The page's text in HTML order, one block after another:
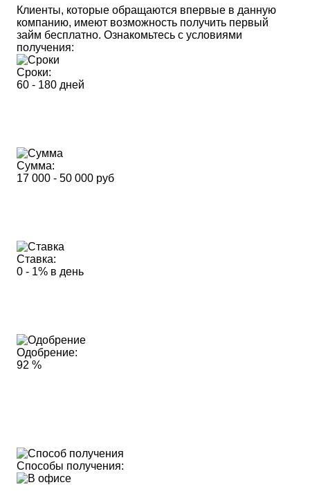
Клиенты, которые обращаются впервые в данную
компанию, имеют возможность получить первый
займ бесплатно. Ознакомьтесь с условиями
получения:
Сроки:
60 - 180 дней
Сумма:
17 000 - 50 000 руб
Ставка:
0 - 1% в день
Одобрение:
92 %
Способы получения: